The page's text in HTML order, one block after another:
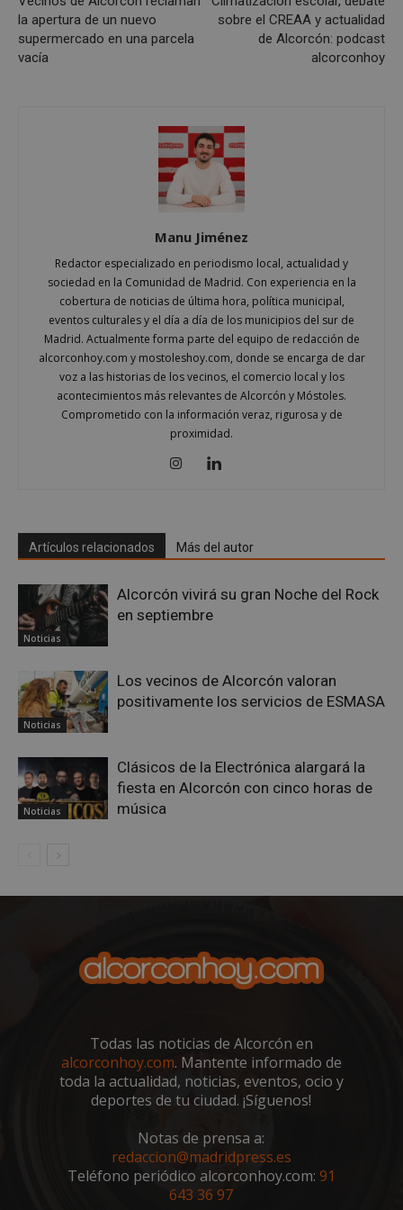
la apertura de un nuevo
supermercado en una parcela
vacía
sobre el CREAA y actualidad
de Alcorcón: podcast
alcorconhoy
Manu Jiménez
Redactor especializado en periodismo local, actualidad y
sociedad en la Comunidad de Madrid. Con experiencia en la
cobertura de noticias de última hora, política municipal,
eventos culturales y el día a día de los municipios del sur de
Madrid. Actualmente forma parte del equipo de redacción de
alcorconhoy.com y mostoleshoy.com, donde se encarga de dar
voz a las historias de los vecinos, el comercio local y los
acontecimientos más relevantes de Alcorcón y Móstoles.
Comprometido con la información veraz, rigurosa y de
proximidad.
Artículos relacionados Más del autor
Noticias
Alcorcón vivirá su gran Noche del Rock
en septiembre
Noticias
Los vecinos de Alcorcón valoran
positivamente los servicios de ESMASA
Noticias
Clásicos de la Electrónica alargará la
fiesta en Alcorcón con cinco horas de
música
Todas las noticias de Alcorcón en
alcorconhoy.com. Mantente informado de
toda la actualidad, noticias, eventos, ocio y
deportes de tu ciudad. ¡Síguenos!
Notas de prensa a:
redaccion@madridpress.es
Teléfono periódico alcorconhoy.com: 91
643 36 97
Cookies de rendimiento
Cookies de preferencias
funcionalidad principal del sitio web, como el
inicio de sesión de usuario y la gestión de cuentas.
El sitio web no se puede utilizar correctamente sin
las cookies estrictamente necesarias.
Proveedor
PHP.net
alcorconhoy.com
AWSALBCORS
VISITOR_PRIVACY_METADATA
YouTube
.youtube.com